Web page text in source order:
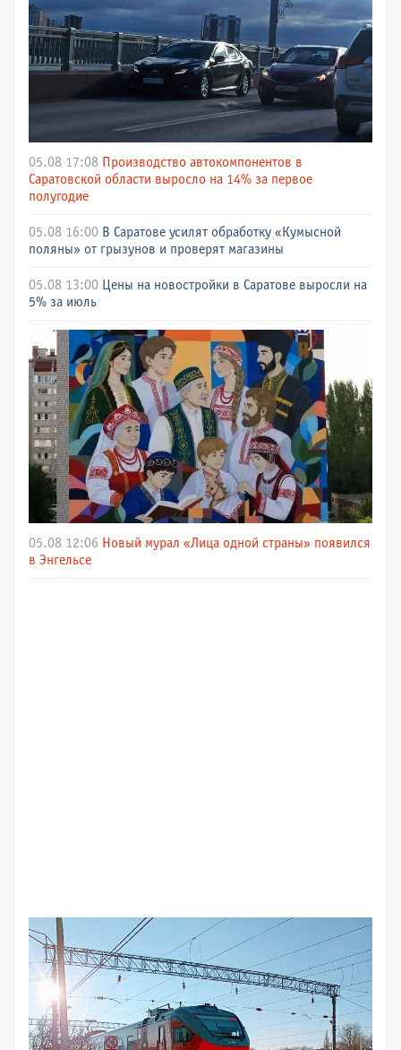
05.08 17:08 Производство автокомпонентов в
Саратовской области выросло на 14% за первое
полугодие
05.08 16:00 В Саратове усилят обработку «Кумысной
поляны» от грызунов и проверят магазины
05.08 13:00
Цены на новостройки в Саратове выросли на
5% за июль
05.08 12:06 Новый мурал «Лица одной страны» появился
в Энгельсе